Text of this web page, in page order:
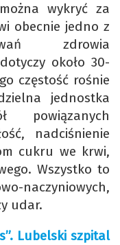
wykryć za
obecnie jedno z
zdrowia
około 30-
częstość rośnie
jednostka
powiązanych
nadciśnienie
cukru we krwi,
Wszystko to
naczyniowych,
udar.
Lubelski szpital